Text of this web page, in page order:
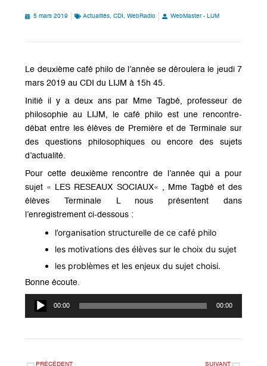
5 mars 2019 Actualités,CDI,WebRadio WebMaster - LiJM
Le deuxième café philo de l’année se déroulera le jeudi 7
mars 2019 auCDI du LIJM à 15h 45.
Initié il y a deux ans par Mme Tagbé, professeur de
philosophie au LIJM, le café philo est une rencontre-
débat entre les élèves de Première et de Terminale sur
des questions philosophiques ou encore des sujets
d’actualité.
Pour cette deuxième rencontre de l’année qui a pour
sujet «
LES RESEAUX SOCIAUX« , Mme Tagbé et des
élèves Terminale L nous présentent dans
l’enregistrement ci-dessous :
l’organisation structurelle de ce café philo
les motivations des élèves sur le choix du sujet
les problèmes et les enjeux du sujet choisi.
Bonne écoute.
Lecteur
audio
00:00 00:00
PRÉCÉDENT SUIVANT